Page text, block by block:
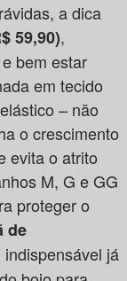
a dica
59,90),
bem estar
em tecido
– não
o crescimento
evita o atrito
M, G e GG
proteger o
de
já